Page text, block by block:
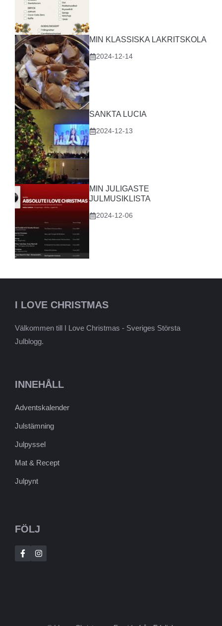
MIN KLASSISKA LAKRITSKOLA
2024-12-14
SANKTA LUCIA
2024-12-13
MIN JULIGASTE
JULMUSIKLISTA
2024-12-06
I LOVE CHRISTMAS
Välkommen till I Love Christmas - Sveriges Största
Julblogg.
INNEHÅLL
Adventskalender
Julstämning
Julpyssel
Mat & Recept
Julpynt
FÖLJ